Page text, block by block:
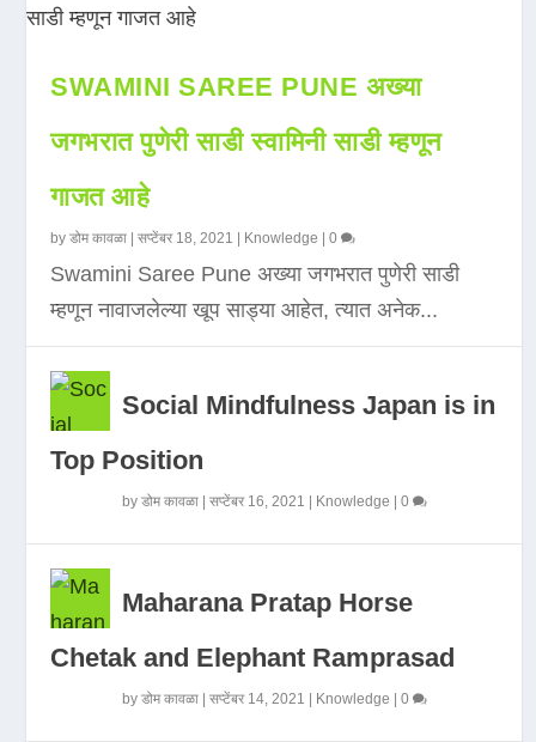
SWAMINI SAREE PUNE अख्या
जगभरात पुणेरी साडी स्वामिनी साडी म्हणून
गाजत आहे
byडोम कावळा |सप्टेंबर 18, 2021 Knowledge |0
Swamini Saree Pune अख्या जगभरात पुणेरी साडी
म्हणून नावाजलेल्या खूप साड्या आहेत, त्यात अनेक...
Social Mindfulness Japan is in
Top Position
byडोम कावळा |सप्टेंबर 16, 2021 Knowledge |0
Maharana Pratap Horse
Chetak and Elephant Ramprasad
byडोम कावळा |सप्टेंबर 14, 2021 Knowledge |0